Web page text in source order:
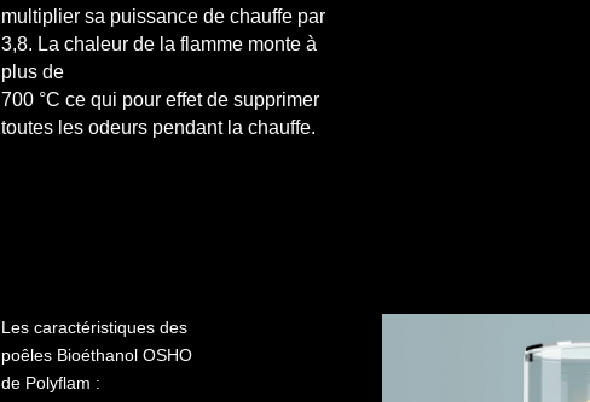
multiplier sa puissance de chauffe par
3,8. La chaleur de la flamme monte à
plus de
700 °C ce qui pour effet de supprimer
toutes les odeurs pendant la chauffe.
Les caractéristiques des
poêles Bioéthanol OSHO
de Polyflam :